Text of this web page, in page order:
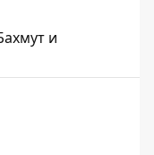
и